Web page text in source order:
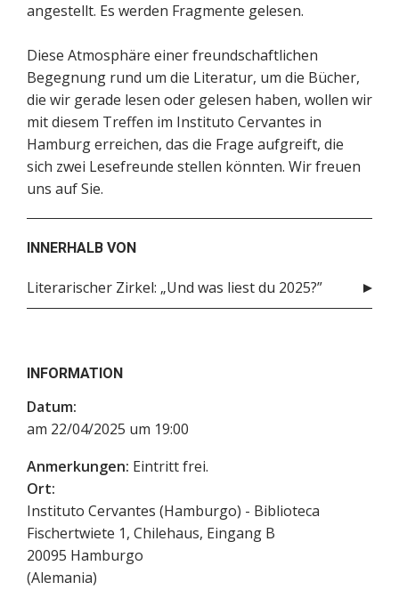
angestellt. Es werden Fragmente gelesen.
Diese Atmosphäre einer freundschaftlichen
Begegnung rund um die Literatur, um die Bücher,
die wir gerade lesen oder gelesen haben, wollen wir
mit diesem Treffen im Instituto Cervantes in
Hamburg erreichen, das die Frage aufgreift, die
sich zwei Lesefreunde stellen könnten. Wir freuen
uns auf Sie.
INNERHALB VON
Literarischer Zirkel: „Und was liest du 2025?”
INFORMATION
Datum:
am 22/04/2025 um 19:00
Anmerkungen: Eintritt frei.
Ort:
Instituto Cervantes (Hamburgo) - Biblioteca
Fischertwiete 1, Chilehaus, Eingang B
20095 Hamburgo
(Alemania)